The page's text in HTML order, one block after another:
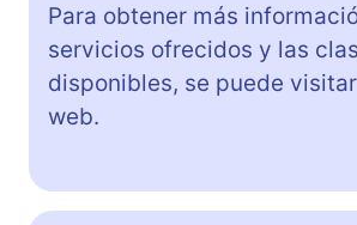
Para obtener más
servicios ofrecidos y las
disponibles, se puede
web.